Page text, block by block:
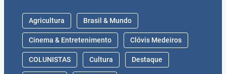
Agricultura Brasil & Mundo
Cinema & Entretenimento Clóvis Medeiros
COLUNISTAS Cultura Destaque